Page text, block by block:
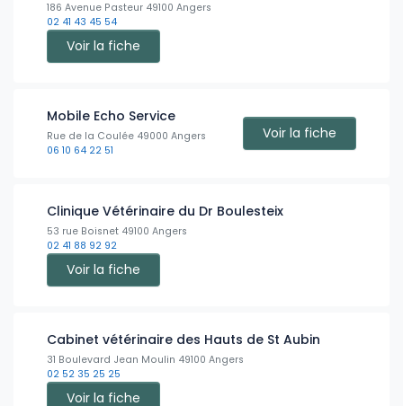
186 Avenue Pasteur 49100 Angers
02 41 43 45 54
Voir la fiche
Mobile Echo Service
Rue de la Coulée 49000 Angers
06 10 64 22 51
Voir la fiche
Clinique Vétérinaire du Dr Boulesteix
53 rue Boisnet 49100 Angers
02 41 88 92 92
Voir la fiche
Cabinet vétérinaire des Hauts de St Aubin
31 Boulevard Jean Moulin 49100 Angers
02 52 35 25 25
Voir la fiche